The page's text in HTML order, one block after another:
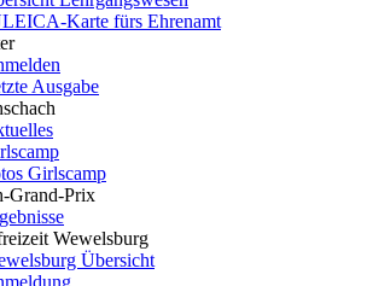
Karte fürs Ehrenamt
Ausgabe
Girlscamp
Grand-Prix
Wewelsburg
Übersicht